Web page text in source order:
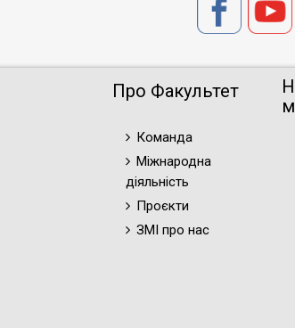
Про Факультет
Команда
Міжнародна
діяльність
Проєкти
ЗМІ про нас